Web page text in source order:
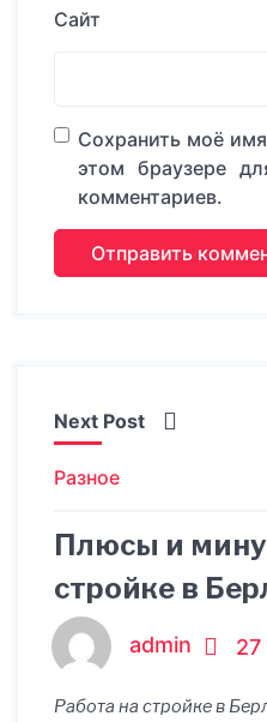
Сайт
Сохранить моё
этом браузере
комментариев.
Next Post
Разное
Плюсы и
стройке в
admin 27
Работа на стройке в